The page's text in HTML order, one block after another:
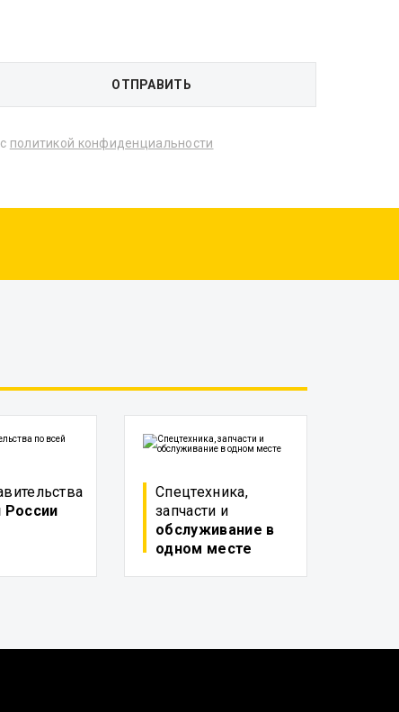
политикой конфиденциальности
России
Спецтехника,
запчасти и
обслуживание в
одном месте